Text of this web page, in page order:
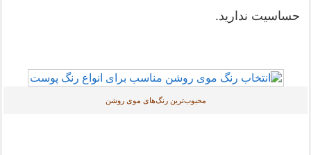
حساسیت ندارید.
محبوب‌ترین رنگ‌های موی روشن